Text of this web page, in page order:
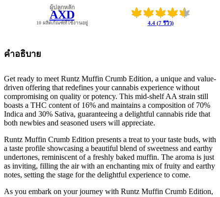
4.4 (7 รีวิว)
ผู้ปลูกหลัก
AXD
10 ผลิตภัณฑ์ที่ใช้งานอยู่
คำอธิบาย
Get ready to meet Runtz Muffin Crumb Edition, a unique and value-
driven offering that redefines your cannabis experience without
compromising on quality or potency. This mid-shelf AA strain still
boasts a THC content of 16% and maintains a composition of 70%
Indica and 30% Sativa, guaranteeing a delightful cannabis ride that
both newbies and seasoned users will appreciate.
Runtz Muffin Crumb Edition presents a treat to your taste buds, with
a taste profile showcasing a beautiful blend of sweetness and earthy
undertones, reminiscent of a freshly baked muffin. The aroma is just
as inviting, filling the air with an enchanting mix of fruity and earthy
notes, setting the stage for the delightful experience to come.
As you embark on your journey with Runtz Muffin Crumb Edition,